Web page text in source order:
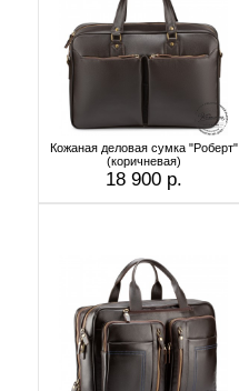
Кожаная деловая сумка "Роберт"
(коричневая)
18 900 р.